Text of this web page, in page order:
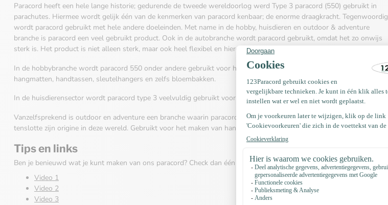
Paracord heeft een hele lange historie; gedurende de tweede wereldoorlog werd Type 3 paracord (550) gebruikt in
parachutes. Hiermee wordt gelijk één van de kenmerken van paracord kenbaar; de enorme draagkracht. Tegenwoordig
wordt paracord gebruikt met hele andere doeleinden. Met name in de hobby, huisdieren en outdoor & adventure
branche is paracord een veel gebruikt product. Ook in de autobranche wordt paracord gebruikt, omdat het zo onwijs
sterk is. Het product is niet alleen sterk, maar ook heel flexibel en hierdoor eenvoudig te verwerken.
In de hobbybranche wordt paracord 550 onder andere gebruikt voor het maken van armbanden, kettingen,
hangmatten, handtassen, sleutelhangers en zelfs bloembakken.
In de huisdierensector wordt paracord type 3 veelvuldig gebruikt voor het vervaardigen van halsbanden en riemen.
Vanzelfsprekend is outdoor en adventure een branche waarin paracord 550 veelvuldig wordt gebruikt. Het kent
tenslotte zijn origine in deze wereld. Gebruikt voor het maken van hangmatten, veters, riemen is gebruikelijk.
Tips en links
Ben je benieuwd wat je kunt maken van ons paracord? Check dan één van onderstaande videos:
Video 1
Video 2
Video 3